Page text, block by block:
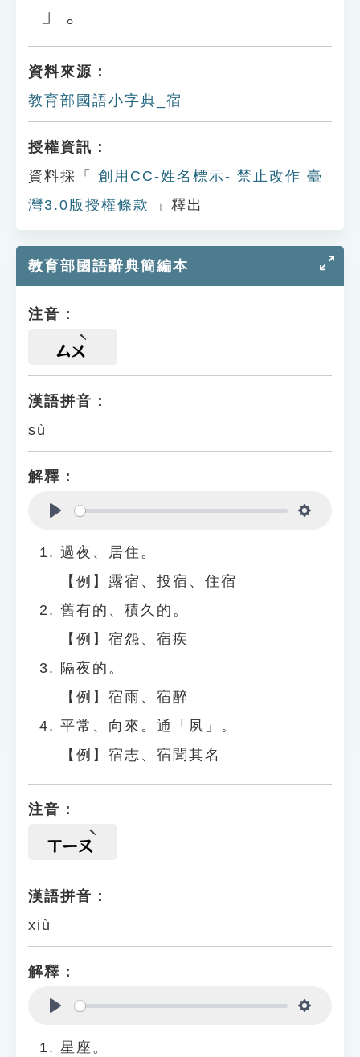
」。
資料來源：
教育部國語小字典_宿
授權資訊：
資料採「
創用CC-姓名標示- 禁止改作 臺
灣3.0版授權條款
」釋出
教育部國語辭典簡編本
注音：
ㄙㄨ
漢語拼音：
sù
解釋：
過夜、居住。
【例】露宿、投宿、住宿
舊有的、積久的。
【例】宿怨、宿疾
隔夜的。
【例】宿雨、宿醉
平常、向來。通「夙」。
【例】宿志、宿聞其名
注音：
ㄒㄧㄡ
漢語拼音：
xiù
解釋：
星座。